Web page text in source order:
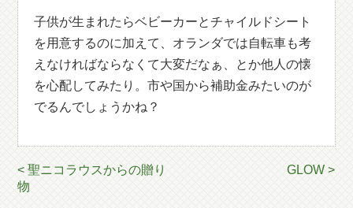
子供が生まれたらベビーカーとチャイルドシート
を用意するのに加えて、オランダでは自転車も考
えなければならなくて大変だなぁ、とか他人の懐
を心配してみたり。市や国から補助金みたいのが
でるんでしょうかね？
< 聖ニコラウスからの贈り
物
GLOW >